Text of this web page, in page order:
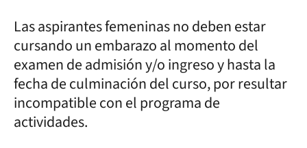
Las aspirantes femeninas no deben estar
cursando un embarazo al momento del
examen de admisión y/o ingreso y hasta la
fecha de culminación del curso, por resultar
incompatible con el programa de
actividades.